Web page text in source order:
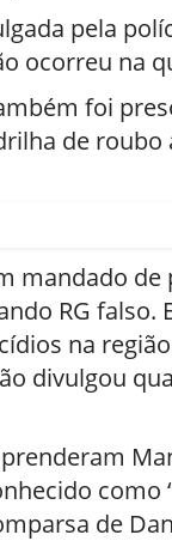
pela
ocorreu na
foi
de roubo
mandado
RG falso.
na
divulgou
como
de